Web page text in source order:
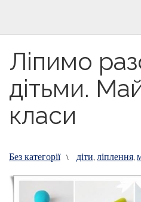
Ліпимо
дітьми.
класи
Без категорії \ діти,ліплення,